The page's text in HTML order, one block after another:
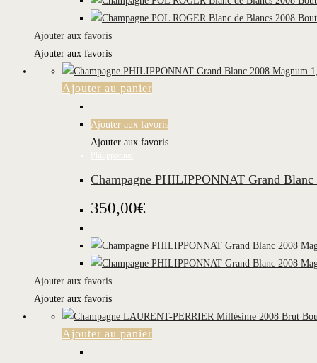
Ajouter aux favoris
Ajouter aux favoris
Ajouter au panier
Ajouter aux favoris
Ajouter aux favoris
Philipponnat
Champagne PHILIPPONNAT Grand
350,00€
Ajouter aux favoris
Ajouter aux favoris
Ajouter au panier